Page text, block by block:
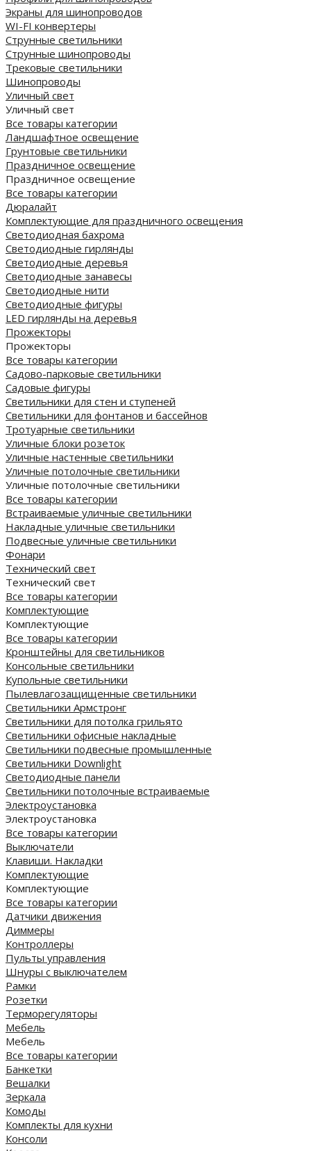
Экраны для шинопроводов
WI-FI конвертеры
Струнные светильники
Струнные шинопроводы
Трековые светильники
Шинопроводы
Уличный свет
Уличный свет
Все товары категории
Ландшафтное освещение
Грунтовые светильники
Праздничное освещение
Праздничное освещение
Все товары категории
Дюралайт
Комплектующие для праздничного освещения
Светодиодная бахрома
Светодиодные гирлянды
Светодиодные деревья
Светодиодные занавесы
Светодиодные нити
Светодиодные фигуры
LED гирлянды на деревья
Прожекторы
Прожекторы
Все товары категории
Садово-парковые светильники
Садовые фигуры
Светильники для стен и ступеней
Светильники для фонтанов и бассейнов
Тротуарные светильники
Уличные блоки розеток
Уличные настенные светильники
Уличные потолочные светильники
Уличные потолочные светильники
Все товары категории
Встраиваемые уличные светильники
Накладные уличные светильники
Подвесные уличные светильники
Фонари
Технический свет
Технический свет
Все товары категории
Комплектующие
Комплектующие
Все товары категории
Кронштейны для светильников
Консольные светильники
Купольные светильники
Пылевлагозащищенные светильники
Светильники Армстронг
Светильники для потолка грильято
Светильники офисные накладные
Светильники подвесные промышленные
Светильники Downlight
Светодиодные панели
Cветильники потолочные встраиваемые
Электроустановка
Электроустановка
Все товары категории
Выключатели
Клавиши. Накладки
Комплектующие
Комплектующие
Все товары категории
Датчики движения
Диммеры
Контроллеры
Пульты управления
Шнуры с выключателем
Рамки
Розетки
Терморегуляторы
Мебель
Мебель
Все товары категории
Банкетки
Вешалки
Зеркала
Комоды
Комплекты для кухни
Консоли